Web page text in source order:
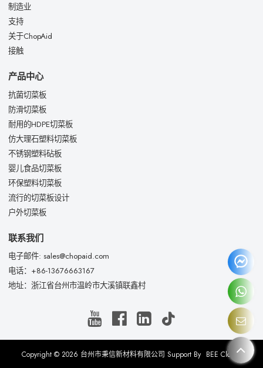
制造业
支持
关于ChopAid
接触
产品中心
抗菌切菜板
防滑切菜板
耐用的HDPE切菜板
仿大理石塑料切菜板
不锈钢塑料砧板
婴儿食品切菜板
环保塑料切菜板
流行的切菜板设计
户外切菜板
联系我们
电子邮件: sales@chopaid.com
电话：+86-13676663167
地址：浙江省台州市温岭市大溪镇联鑫村
Copyright © 2026 台州市秉信新材料有限公司 Support By BEE Cloud